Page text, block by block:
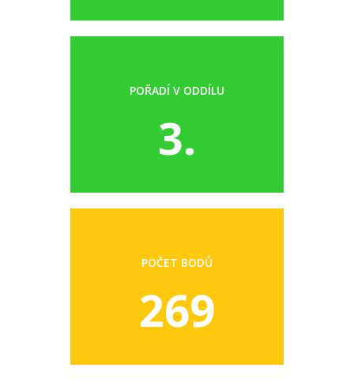
POŘADÍ V ODDÍLU
3.
POČET BODŮ
269